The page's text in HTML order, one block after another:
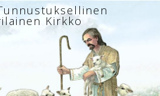
Kirkko